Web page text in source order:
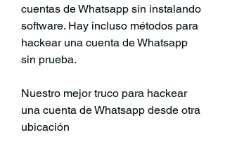
cuentas de Whatsapp sin instalando
software. Hay incluso métodos para
hackear una cuenta de Whatsapp
sin prueba.
Nuestro mejor truco para hackear
una cuenta de Whatsapp desde otra
ubicación